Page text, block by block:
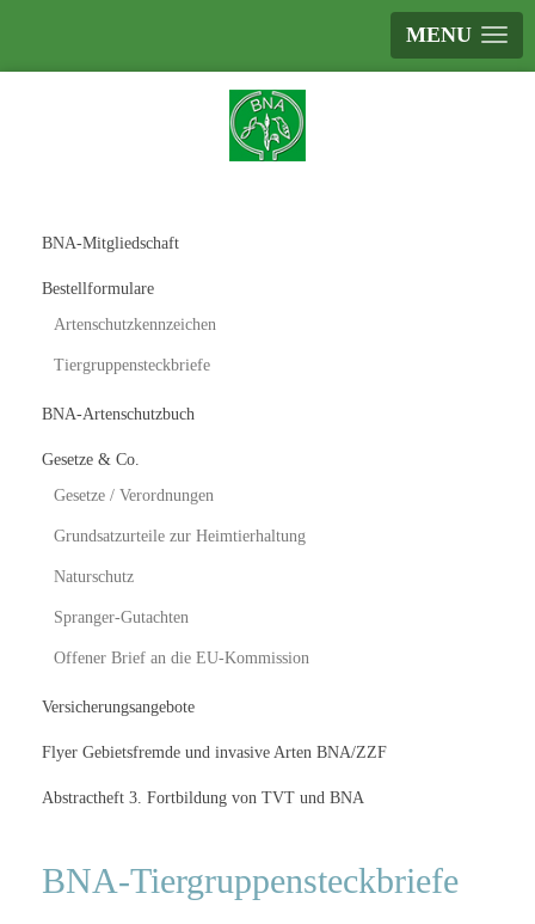
MENU
BNA-Mitgliedschaft
Bestellformulare
Artenschutzkennzeichen
Tiergruppensteckbriefe
BNA-Artenschutzbuch
Gesetze & Co.
Gesetze / Verordnungen
Grundsatzurteile zur Heimtierhaltung
Naturschutz
Spranger-Gutachten
Offener Brief an die EU-Kommission
Versicherungsangebote
Flyer Gebietsfremde und invasive Arten BNA/ZZF
Abstractheft 3. Fortbildung von TVT und BNA
BNA-Tiergruppensteckbriefe